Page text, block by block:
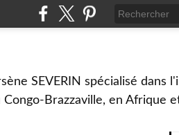
SEVERIN spécialisé dans
Brazzaville, en Afrique